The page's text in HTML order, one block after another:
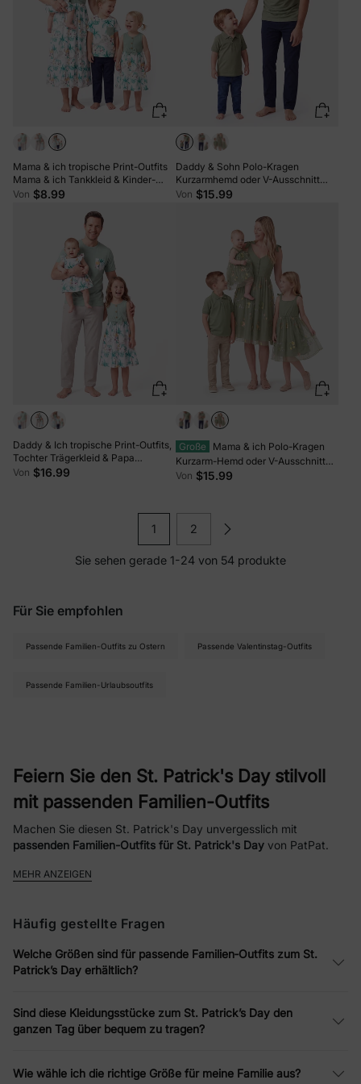
Mama & ich tropische Print-Outfits
Mama & ich Tankkleid & Kinder-
Baumwoll-T-Shirt-Set Grün
Von $8.99
Daddy & Sohn Polo-Kragen
Kurzarmhemd oder V-Ausschnitt
Träger-Mesh-Kleid Grün
Von $15.99
Daddy & Ich tropische Print-Outfits,
Tochter Trägerkleid & Papa
Baumwoll-T-Shirt Set Grün
Von $16.99
Große
Mama & ich Polo-Kragen
Kurzarm-Hemd oder V-Ausschnitt
Träger-Mesh-Kleid Grün
Von $15.99
1 2
Sie sehen gerade 1-24 von 54 produkte
Für Sie empfohlen
Passende Familien-Outfits zu Ostern Passende Valentinstag-Outfits
Passende Familien-Urlaubsoutfits
Feiern Sie den St. Patrick's Day stilvoll
mit passenden Familien-Outfits
Machen Sie diesen St. Patrick's Day unvergesslich mit
passenden Familien-Outfits für St. Patrick's Day von PatPat.
Ihre Familie zum gemeinsamen Feiern benötigt, von festlichen
festlich inspirierten Mustern können die ganzen Familie ihren
Abgestimmte Looks für die ganze
Familie
PatPat bietet eine große Auswahl an
Familienmitglied:
MEHR ANZEIGEN
Häufig gestellte Fragen
Welche Größen sind für passende Familien‑Outfits zum St.
Patrick’s Day erhältlich?
Sind diese Kleidungsstücke zum St. Patrick’s Day den
ganzen Tag über bequem zu tragen?
Wie wähle ich die richtige Größe für meine Familie aus?